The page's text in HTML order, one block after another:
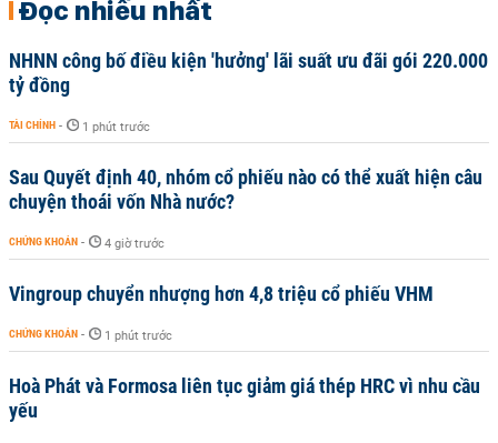
Đọc nhiều nhất
NHNN công bố điều kiện 'hưởng' lãi suất ưu đãi gói 220.000
tỷ đồng
TÀI CHÍNH - 1 phút trước
Sau Quyết định 40, nhóm cổ phiếu nào có thể xuất hiện câu
chuyện thoái vốn Nhà nước?
CHỨNG KHOÁN - 4 giờ trước
Vingroup chuyển nhượng hơn 4,8 triệu cổ phiếu VHM
CHỨNG KHOÁN - 1 phút trước
Hoà Phát và Formosa liên tục giảm giá thép HRC vì nhu cầu
yếu